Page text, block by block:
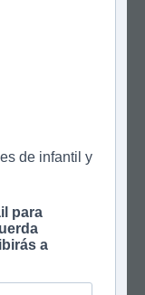
de infantil y
para
a